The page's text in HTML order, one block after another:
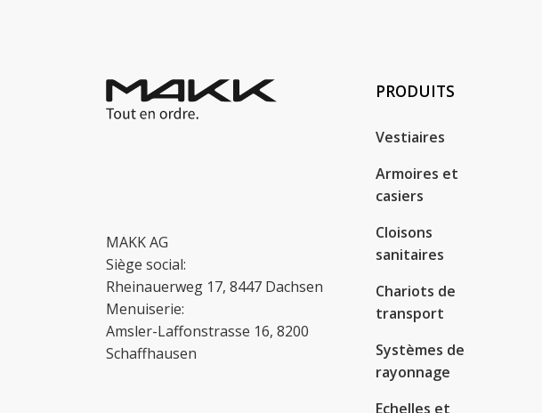
MAKK AG
Siège social:
Rheinauerweg 17, 8447 Dachsen
Menuiserie:
Amsler-Laffonstrasse 16, 8200
Schaffhausen
PRODUITS
Vestiaires
Armoires et
casiers
Cloisons
sanitaires
Chariots de
transport
Systèmes de
rayonnage
Echelles et